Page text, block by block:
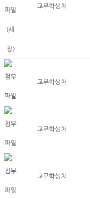
교무학생처
교무학생처
교무학생처
교무학생처